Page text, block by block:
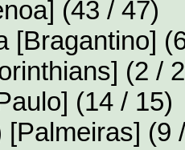
(43 / 47)
[Bragantino]
(2 /
(14 / 15)
[Palmeiras] (9